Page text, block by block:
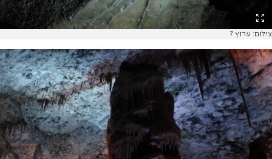
צילום: ערוץ 7